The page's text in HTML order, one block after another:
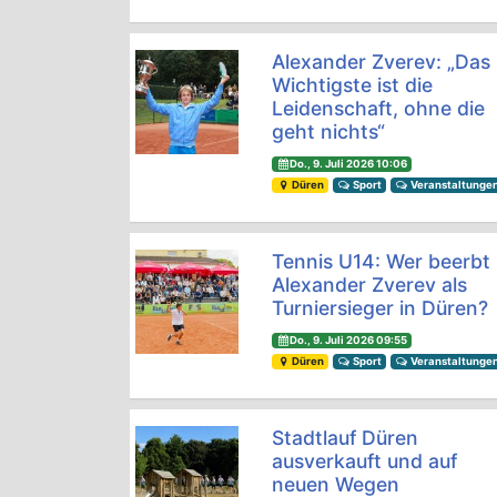
Alexander Zverev: „Das
Wichtigste ist die
Leidenschaft, ohne die
geht nichts“
Do., 9. Juli 2026 10:06
Düren
Sport
Tennis U14: Wer beerbt
Alexander Zverev als
Turniersieger in Düren?
Do., 9. Juli 2026 09:55
Düren
Sport
Stadtlauf Düren
ausverkauft und auf
neuen Wegen